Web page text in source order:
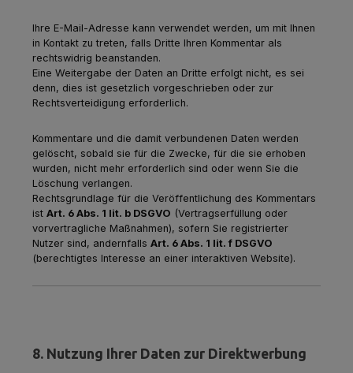
Ihre E-Mail-Adresse kann verwendet werden, um mit Ihnen
in Kontakt zu treten, falls Dritte Ihren Kommentar als
rechtswidrig beanstanden.
Eine Weitergabe der Daten an Dritte erfolgt nicht, es sei
denn, dies ist gesetzlich vorgeschrieben oder zur
Rechtsverteidigung erforderlich.
Kommentare und die damit verbundenen Daten werden
gelöscht, sobald sie für die Zwecke, für die sie erhoben
wurden, nicht mehr erforderlich sind oder wenn Sie die
Löschung verlangen.
Rechtsgrundlage für die Veröffentlichung des Kommentars
ist Art. 6 Abs. 1 lit. b DSGVO (Vertragserfüllung oder
vorvertragliche Maßnahmen), sofern Sie registrierter
Nutzer sind, andernfalls Art. 6 Abs. 1 lit. f DSGVO
(berechtigtes Interesse an einer interaktiven Website).
8. Nutzung Ihrer Daten zur Direktwerbung